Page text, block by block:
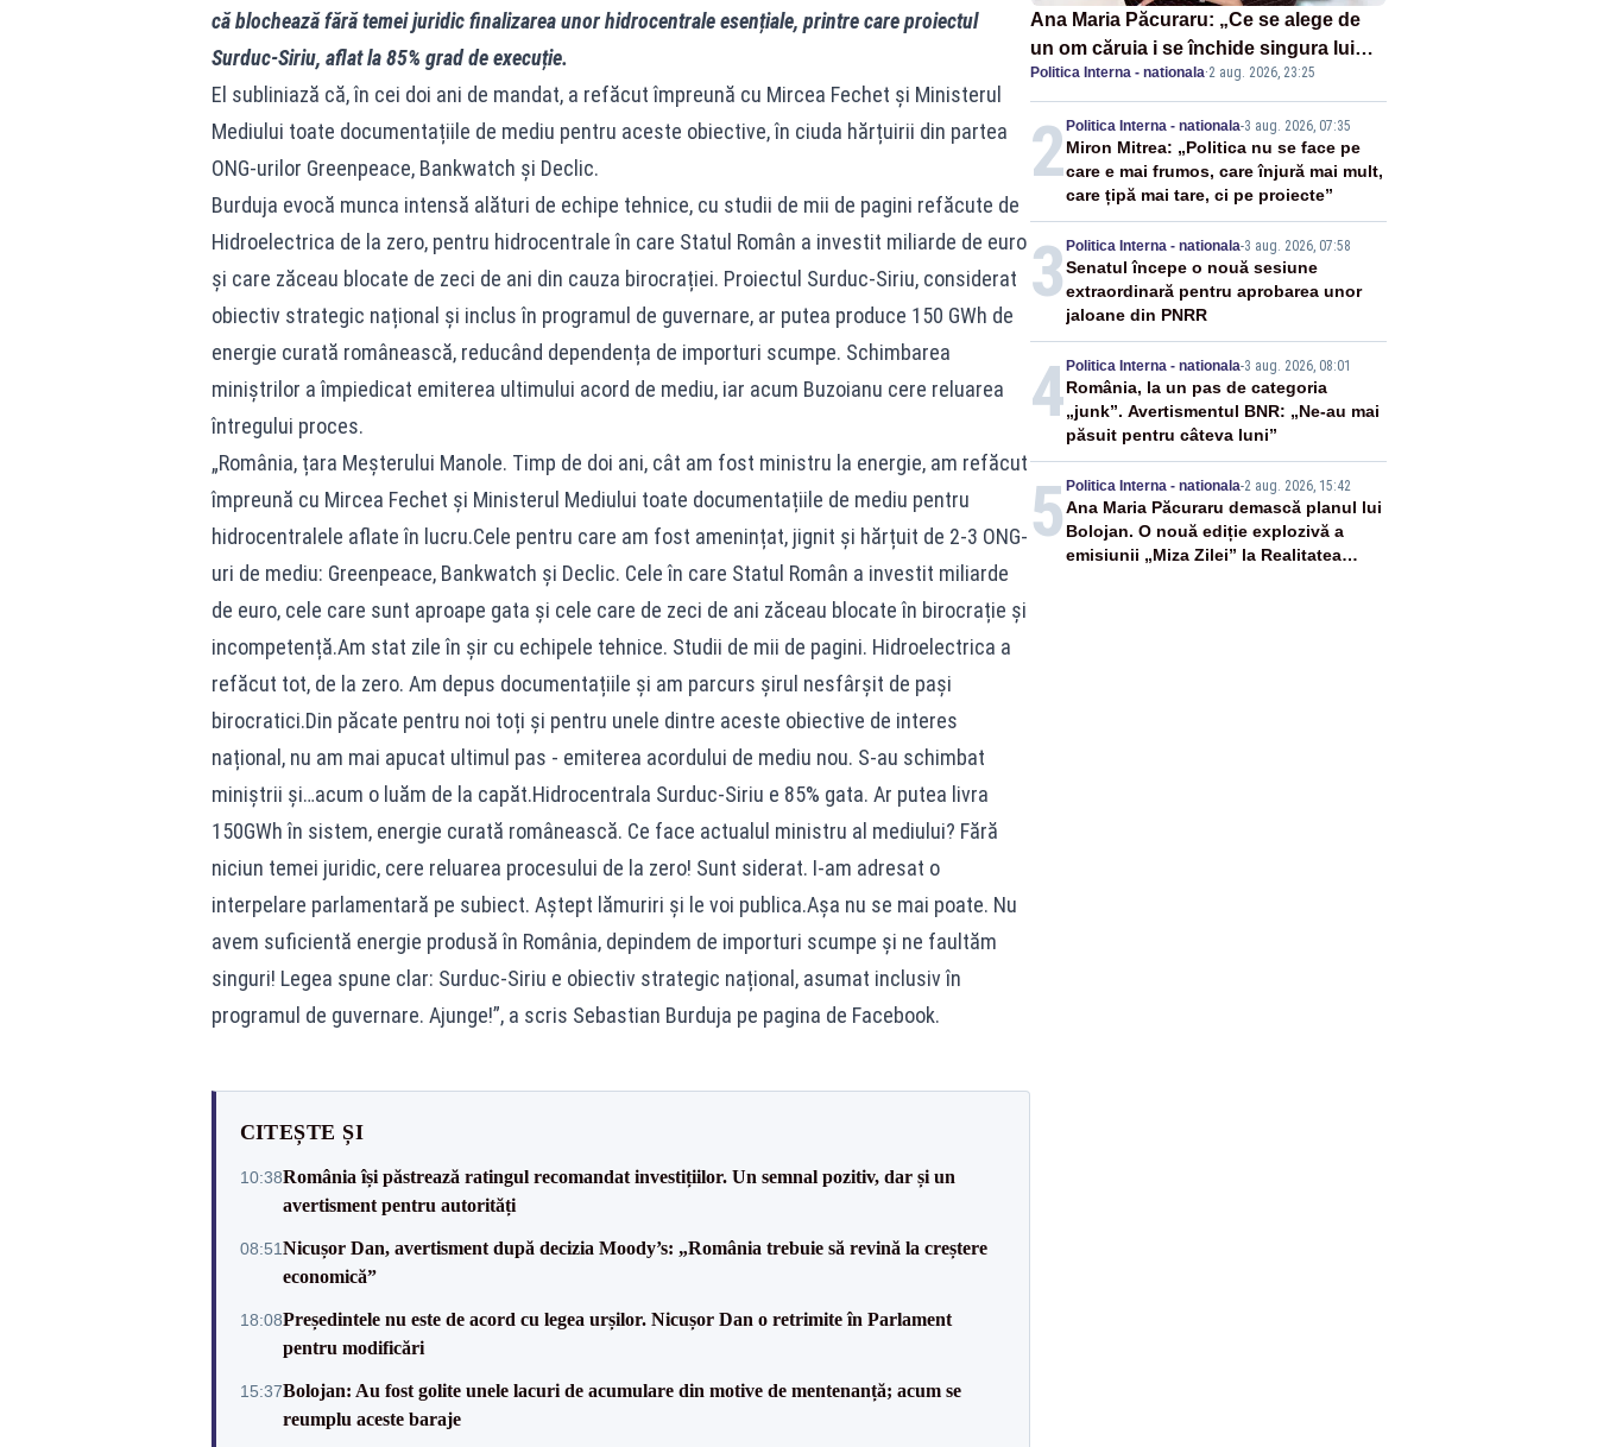
că blochează fără temei juridic finalizarea unor hidrocentrale esențiale, printre care proiectul
Surduc-Siriu, aflat la 85% grad de execuție.
El subliniază că, în cei doi ani de mandat, a refăcut împreună cu Mircea Fechet și Ministerul
Mediului toate documentațiile de mediu pentru aceste obiective, în ciuda hărțuirii din partea
ONG-urilor Greenpeace, Bankwatch și Declic.​
Burduja evocă munca intensă alături de echipe tehnice, cu studii de mii de pagini refăcute de
Hidroelectrica de la zero, pentru hidrocentrale în care Statul Român a investit miliarde de euro
și care zăceau blocate de zeci de ani din cauza birocrației. Proiectul Surduc-Siriu, considerat
obiectiv strategic național și inclus în programul de guvernare, ar putea produce 150 GWh de
energie curată românească, reducând dependența de importuri scumpe. Schimbarea
miniștrilor a împiedicat emiterea ultimului acord de mediu, iar acum Buzoianu cere reluarea
întregului proces.​
„România, țara Meșterului Manole. Timp de doi ani, cât am fost ministru la energie, am refăcut
împreună cu Mircea Fechet și Ministerul Mediului toate documentațiile de mediu pentru
hidrocentralele aflate în lucru.Cele pentru care am fost amenințat, jignit și hărțuit de 2-3 ONG-
uri de mediu: Greenpeace, Bankwatch și Declic. Cele în care Statul Român a investit miliarde
de euro, cele care sunt aproape gata și cele care de zeci de ani zăceau blocate în birocrație și
incompetență.Am stat zile în șir cu echipele tehnice. Studii de mii de pagini. Hidroelectrica a
refăcut tot, de la zero. Am depus documentațiile și am parcurs șirul nesfârșit de pași
birocratici.Din păcate pentru noi toți și pentru unele dintre aceste obiective de interes
național, nu am mai apucat ultimul pas - emiterea acordului de mediu nou. S-au schimbat
miniștrii și…acum o luăm de la capăt.Hidrocentrala Surduc-Siriu e 85% gata. Ar putea livra
150GWh în sistem, energie curată românească. Ce face actualul ministru al mediului? Fără
niciun temei juridic, cere reluarea procesului de la zero! Sunt siderat. I-am adresat o
interpelare parlamentară pe subiect. Aștept lămuriri și le voi publica.Așa nu se mai poate. Nu
avem suficientă energie produsă în România, depindem de importuri scumpe și ne faultăm
singuri! Legea spune clar: Surduc-Siriu e obiectiv strategic național, asumat inclusiv în
programul de guvernare. Ajunge!”, a scris Sebastian Burduja pe pagina de Facebook.
CITEȘTE ȘI
10:38România își păstrează ratingul recomandat investițiilor. Un semnal pozitiv, dar și un
avertisment pentru autorități
08:51Nicușor Dan, avertisment după decizia Moody’s: „România trebuie să revină la creștere
economică”
18:08Președintele nu este de acord cu legea urșilor. Nicușor Dan o retrimite în Parlament
pentru modificări
15:37Bolojan: Au fost golite unele lacuri de acumulare din motive de mentenanță; acum se
reumplu aceste baraje
Ana Maria Păcuraru: „Ce se alege de
un om căruia i se închide singura lui
portiță?”
Politica Interna - nationala·2 aug. 2026, 23:25
2 Politica Interna - nationala-3 aug. 2026, 07:35
Miron Mitrea: „Politica nu se face pe
care e mai frumos, care înjură mai mult,
care țipă mai tare, ci pe proiecte”
3 Politica Interna - nationala-3 aug. 2026, 07:58
Senatul începe o nouă sesiune
extraordinară pentru aprobarea unor
jaloane din PNRR
4 Politica Interna - nationala-3 aug. 2026, 08:01
România, la un pas de categoria
„junk”. Avertismentul BNR: „Ne-au mai
păsuit pentru câteva luni”
5 Politica Interna - nationala-2 aug. 2026, 15:42
Ana Maria Păcuraru demască planul lui
Bolojan. O nouă ediție explozivă a
emisiunii „Miza Zilei” la Realitatea